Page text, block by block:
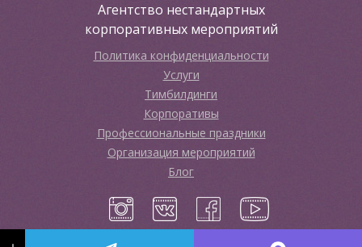
Агентство нестандартных
корпоративных мероприятий
Политика конфиденциальности
Услуги
Тимбилдинги
Корпоративы
Профессиональные праздники
Организация мероприятий
Блог